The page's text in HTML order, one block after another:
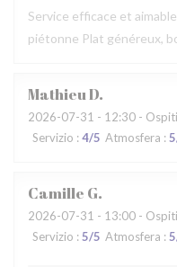
Service efficace et
piétonne Plat généreux,
MathieuD
2026-07-31 - 12:30 -
Servizio : 4/5 Atmosfera : 5
Camille G
2026-07-31 - 13:00 -
Servizio : 5/5 Atmosfera : 5